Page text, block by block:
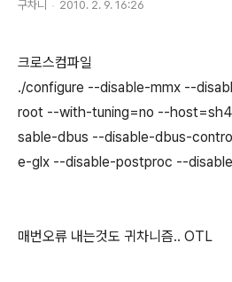
구차니 2010. 2. 9. 16:26
크로스컴파일
./configure --disable-mmx --
root --with-tuning=no --
sable-dbus --disable-dbus-
e-glx --disable-postproc --
매번오류 내는것도 귀차니즘.. OTL